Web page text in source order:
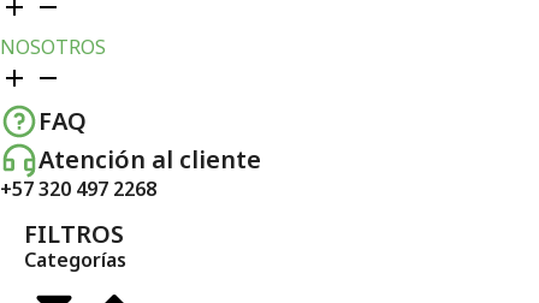
NOSOTROS
FAQ
Atención al cliente
+57 320 497 2268
FILTROS
Categorías